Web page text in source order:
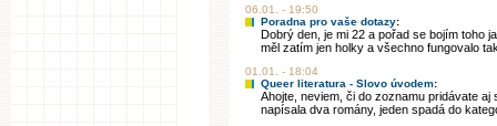
06.01. - 19:50
Poradna pro vaše dotazy:
Dobrý den, je mi 22 a pořad se bojím toho
měl zatím jen holky a všechno fungovalo
01.01. - 18:04
Queer literatura - Slovo úvodem:
Ahojte, neviem, či do zoznamu pridávate
napísala dva romány, jeden spadá do